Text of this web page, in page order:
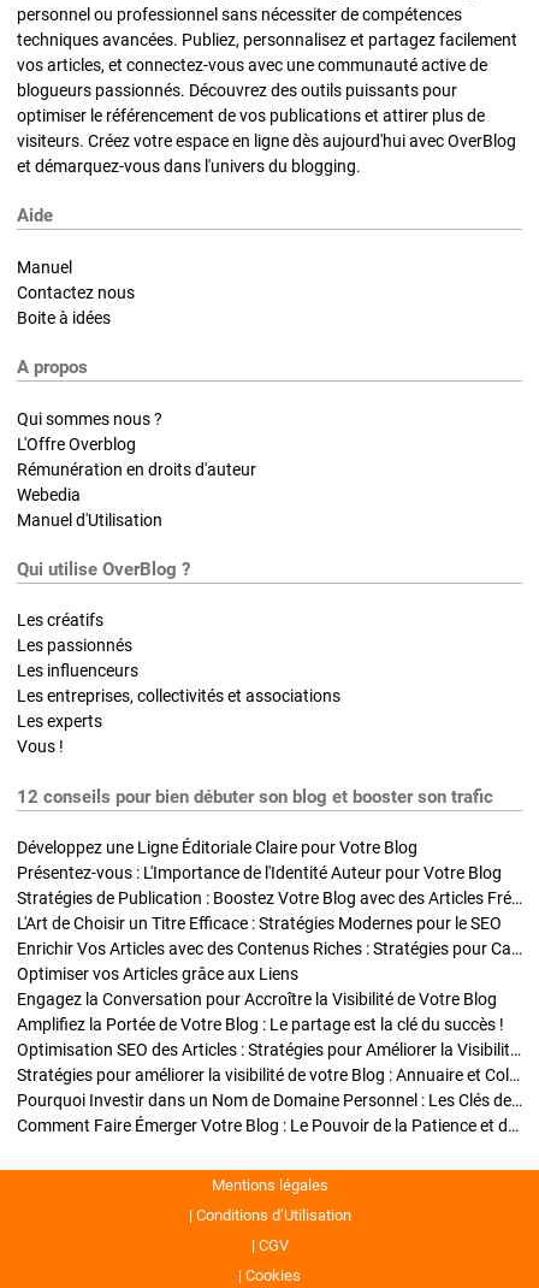
personnel ou professionnel sans nécessiter de compétences
techniques avancées. Publiez, personnalisez et partagez facilement
vos articles, et connectez-vous avec une communauté active de
blogueurs passionnés. Découvrez des outils puissants pour
optimiser le référencement de vos publications et attirer plus de
visiteurs. Créez votre espace en ligne dès aujourd'hui avec OverBlog
et démarquez-vous dans l'univers du blogging.
Aide
Manuel
Contactez nous
Boite à idées
A propos
Qui sommes nous ?
L'Offre Overblog
Rémunération en droits d'auteur
Webedia
Manuel d'Utilisation
Qui utilise OverBlog ?
Les créatifs
Les passionnés
Les influenceurs
Les entreprises, collectivités et associations
Les experts
Vous !
12 conseils pour bien débuter son blog et booster son trafic
Développez une Ligne Éditoriale Claire pour Votre Blog
Présentez-vous : L'Importance de l'Identité Auteur pour Votre Blog
Stratégies de Publication : Boostez Votre Blog avec des Articles Fréquents et Exclusifs
L'Art de Choisir un Titre Efficace : Stratégies Modernes pour le SEO
Enrichir Vos Articles avec des Contenus Riches : Stratégies pour Captiver et Optimiser
Optimiser vos Articles grâce aux Liens
Engagez la Conversation pour Accroître la Visibilité de Votre Blog
Amplifiez la Portée de Votre Blog : Le partage est la clé du succès !
Optimisation SEO des Articles : Stratégies pour Améliorer la Visibilité de Votre Blog
Stratégies pour améliorer la visibilité de votre Blog : Annuaire et Collaborations
Pourquoi Investir dans un Nom de Domaine Personnel : Les Clés de la Réussite de Votre Blog
Comment Faire Émerger Votre Blog : Le Pouvoir de la Patience et de la Persévérance
Mentions légales
Conditions d’Utilisation
CGV
Cookies